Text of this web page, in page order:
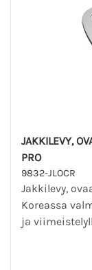
JAKKILEVY,
PRO
9832-JLOCR
Jakkilevy,
Koreassa
ja